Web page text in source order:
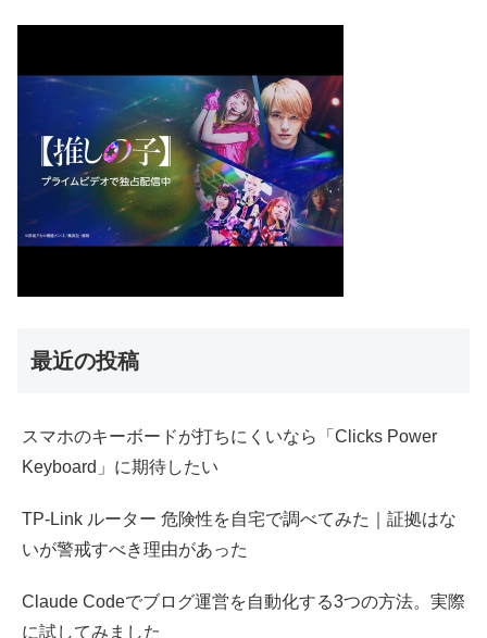
最近の投稿
スマホのキーボードが打ちにくいなら「Clicks Power
Keyboard」に期待したい
TP-Link ルーター 危険性を自宅で調べてみた｜証拠はな
いが警戒すべき理由があった
Claude Codeでブログ運営を自動化する3つの方法。実際
に試してみました